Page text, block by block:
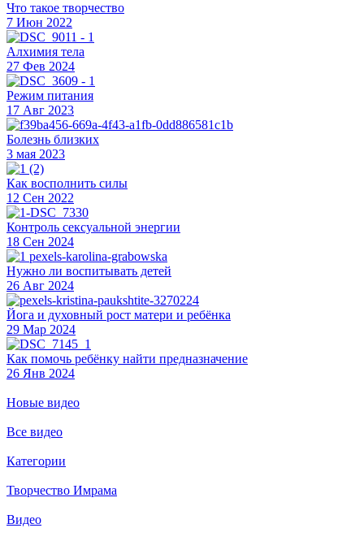
Что такое творчество
7 Июн 2022
Алхимия тела
27 Фев 2024
Режим питания
17 Авг 2023
Болезнь близких
3 мая 2023
Как восполнить силы
12 Сен 2022
Контроль сексуальной энергии
18 Сен 2024
Нужно ли воспитывать детей
26 Авг 2024
Йога и духовный рост матери и ребёнка
29 Мар 2024
Как помочь ребёнку найти предназначение
26 Янв 2024
Новые видео
Все видео
Категории
Творчество Имрама
Видео